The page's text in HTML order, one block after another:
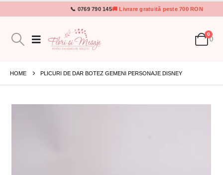
📞 0769 790 145🚚 Livrare gratuită peste 700 RON
0
0
HOME PLICURI DE DAR BOTEZ GEMENI PERSONAJE DISNEY